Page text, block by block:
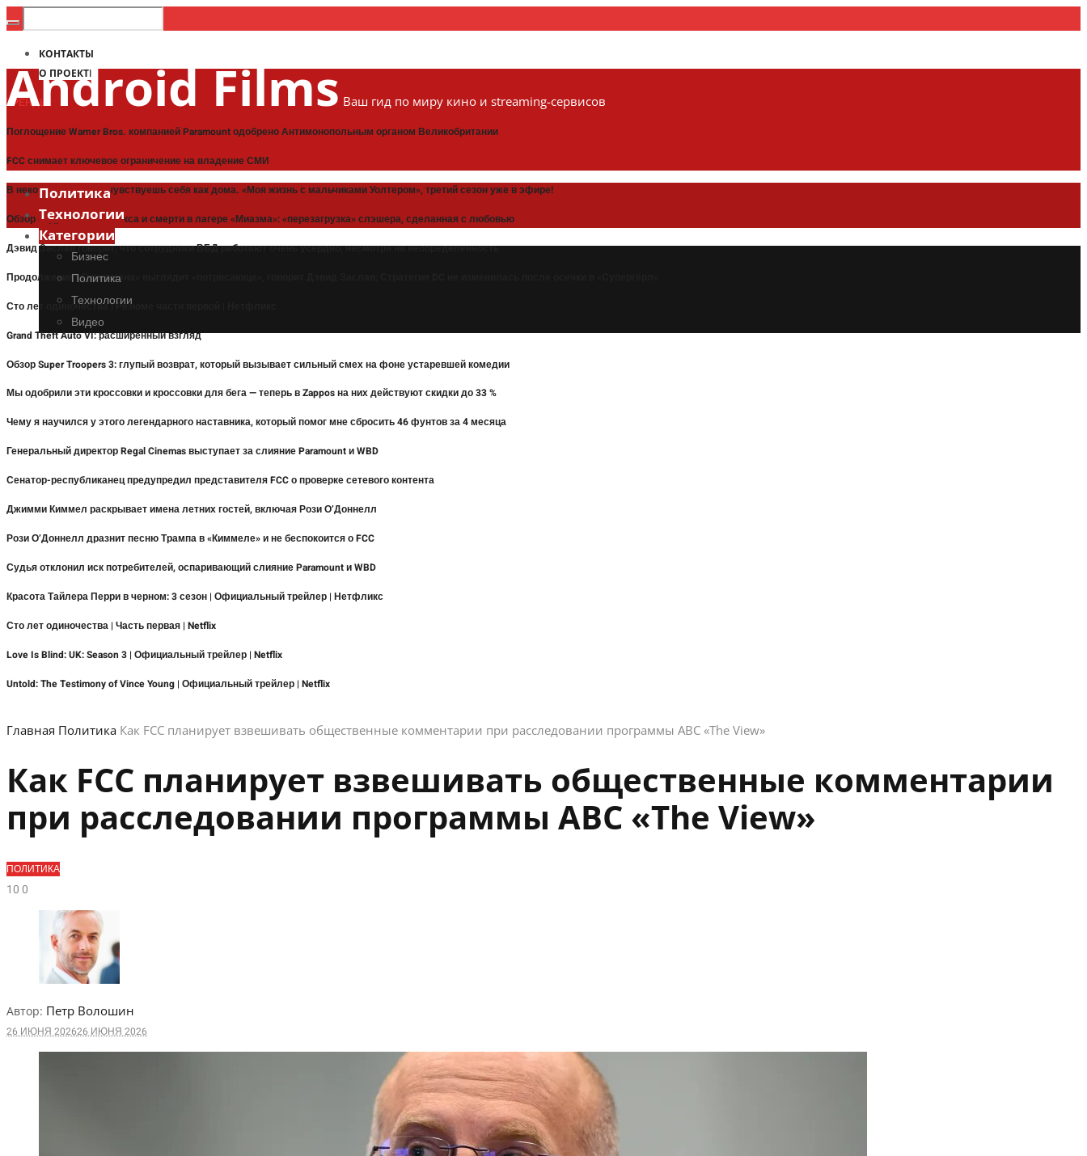
КОНТАКТЫ
О ПРОЕКТЕ
ТРЕНДЫ:
Поглощение Warner Bros. компанией Paramount одобрено Антимонопольным органом Великобритании
FCC снимает ключевое ограничение на владение СМИ
В некоторых местах чувствуешь себя как дома. «Моя жизнь с мальчиками Уолтером», третий сезон уже в эфире!
Обзор подросткового секса и смерти в лагере «Миазма»: «перезагрузка» слэшера, сделанная с любовью
Дэвид Заслав говорит, что сотрудники ВБД работают очень усердно, несмотря на неопределенность
Продолжение «Супермена» выглядит «потрясающе», говорит Дэвид Заслав; Стратегия DC не изменилась после осечки в «Супергёрл»
Сто лет одиночества | Резюме части первой | Нетфликс
Grand Theft Auto VI: расширенный взгляд
Обзор Super Troopers 3: глупый возврат, который вызывает сильный смех на фоне устаревшей комедии
Мы одобрили эти кроссовки и кроссовки для бега — теперь в Zappos на них действуют скидки до 33 %
Чему я научился у этого легендарного наставника, который помог мне сбросить 46 фунтов за 4 месяца
Генеральный директор Regal Cinemas выступает за слияние Paramount и WBD
Сенатор-республиканец предупредил представителя FCC о проверке сетевого контента
Джимми Киммел раскрывает имена летних гостей, включая Рози О’Доннелл
Рози О’Доннелл дразнит песню Трампа в «Киммеле» и не беспокоится о FCC
Судья отклонил иск потребителей, оспаривающий слияние Paramount и WBD
Красота Тайлера Перри в черном: 3 сезон | Официальный трейлер | Нетфликс
Сто лет одиночества | Часть первая | Netflix
Love Is Blind: UK: Season 3 | Официальный трейлер | Netflix
Untold: The Testimony of Vince Young | Официальный трейлер | Netflix
Android Films Ваш гид по миру кино и streaming-сервисов
Политика
Технологии
Категории
Бизнес
Политика
Технологии
Видео
Главная Политика Как FCC планирует взвешивать общественные комментарии при расследовании программы ABC «The View»
Как FCC планирует взвешивать общественные комментарии
при расследовании программы ABC «The View»
ПОЛИТИКА
100
Автор: Петр Волошин
26 ИЮНЯ 202626 ИЮНЯ 2026